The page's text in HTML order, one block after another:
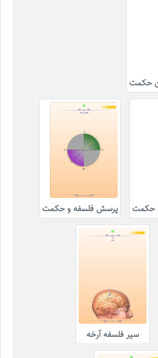
حکمت
حکمت پرسش فلسفه و حکمت
سیر فلسفه آرخه